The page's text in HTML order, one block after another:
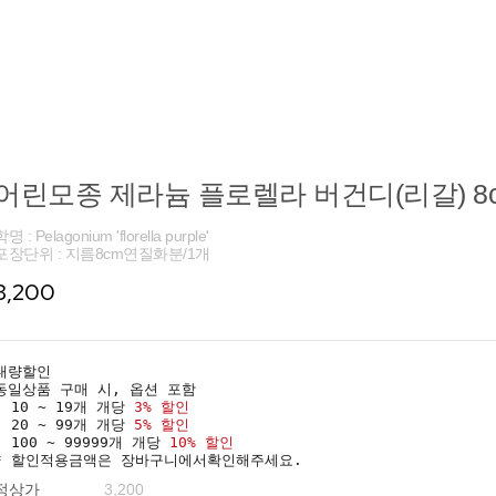
린모종 제라늄 플로렐라 버건디(리갈)
명 : Pelagonium 'florella purple'
장단위 : 지름8cm연질화분/1개
량할인
일상품 구매 시, 옵션 포함
10 ~ 19개 개당 3% 할인
20 ~ 99개 개당 5% 할인
100 ~ 99999개 개당 10% 할인
할인적용금액은 장바구니에서확인해주세요.
상가 3,200